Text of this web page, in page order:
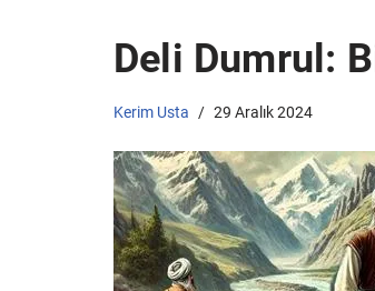
Deli Dumrul:
Kerim Usta 29 Aralık 2024